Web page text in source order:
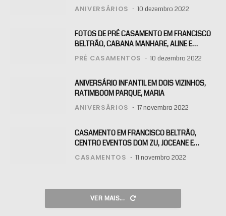
ANIVERSÁRIOS 10 dezembro 2022
FOTOS DE PRÉ CASAMENTO EM FRANCISCO
BELTRÃO, CABANA MANHARE, ALINE E
KLAITON
PRÉ CASAMENTOS 10 dezembro 2022
ANIVERSÁRIO INFANTIL EM DOIS VIZINHOS,
RATIMBOOM PARQUE, MARIA
ANIVERSÁRIOS 17 novembro 2022
CASAMENTO EM FRANCISCO BELTRÃO,
CENTRO EVENTOS DOM ZU, JOCEANE E
RAFAEL
CASAMENTOS 11 novembro 2022
VER MAIS...